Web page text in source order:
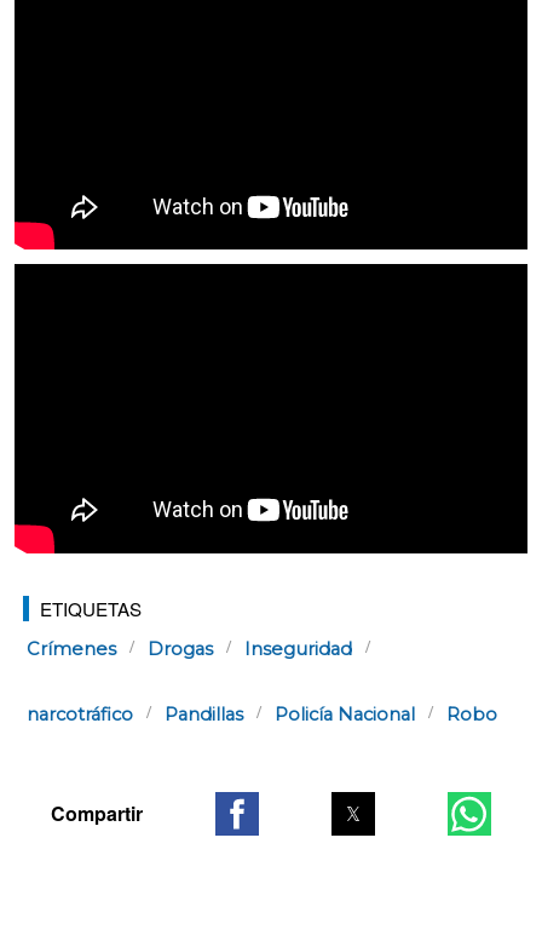
ETIQUETAS
Crímenes Drogas Inseguridad
narcotráfico Pandillas Policía Nacional Robo